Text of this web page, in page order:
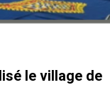
le village de